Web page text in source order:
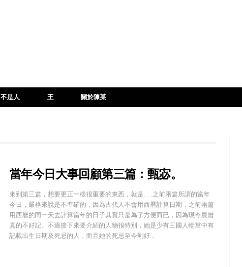
不是人 王 關於陳某
當年今日大事回顧第三篇：甄宓。
來到第三篇，想要更正一樣很重要的東西，就是……之前兩篇所謂的當年
今日，嚴格來說是不準確的，因為古代人不會用西曆計算日期，之前兩篇
用西曆的同一天去計算當年的日子其實只是為了方便而已，因為現今農曆
真的不好記。不過接下來要介紹的人物很特別，她是少有三國人物當中有
記載出生日期及死忌的人，而且她的死忌至今剛好…